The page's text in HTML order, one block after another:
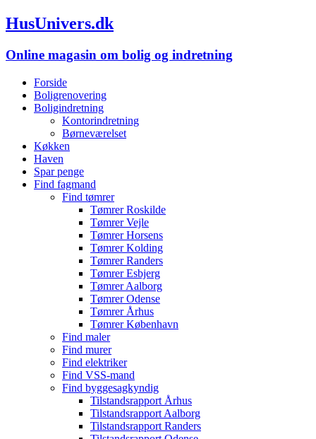
HusUnivers.dk
Online magasin om bolig og indretning
Forside
Boligrenovering
Boligindretning
Kontorindretning
Børneværelset
Køkken
Haven
Spar penge
Find fagmand
Find tømrer
Tømrer Roskilde
Tømrer Vejle
Tømrer Horsens
Tømrer Kolding
Tømrer Randers
Tømrer Esbjerg
Tømrer Aalborg
Tømrer Odense
Tømrer Århus
Tømrer København
Find maler
Find murer
Find elektriker
Find VSS-mand
Find byggesagkyndig
Tilstandsrapport Århus
Tilstandsrapport Aalborg
Tilstandsrapport Randers